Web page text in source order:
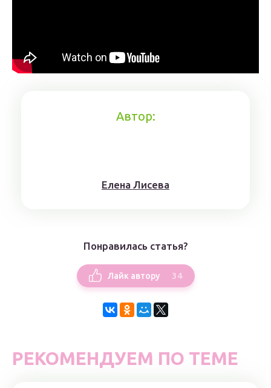
Автор:
Елена Лисева
Понравилась статья?
Лайк автору 34
РЕКОМЕНДУЕМ ПО ТЕМЕ